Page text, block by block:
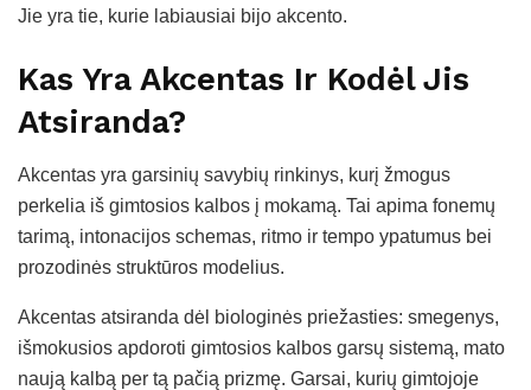
Jie yra tie, kurie labiausiai bijo akcento.
Kas Yra Akcentas Ir Kodėl Jis
Atsiranda?
Akcentas yra garsinių savybių rinkinys, kurį žmogus
perkelia iš gimtosios kalbos į mokamą. Tai apima fonemų
tarimą, intonacijos schemas, ritmo ir tempo ypatumus bei
prozodinės struktūros modelius.
Akcentas atsiranda dėl biologinės priežasties: smegenys,
išmokusios apdoroti gimtosios kalbos garsų sistemą, mato
naują kalbą per tą pačią prizmę. Garsai, kurių gimtojoje